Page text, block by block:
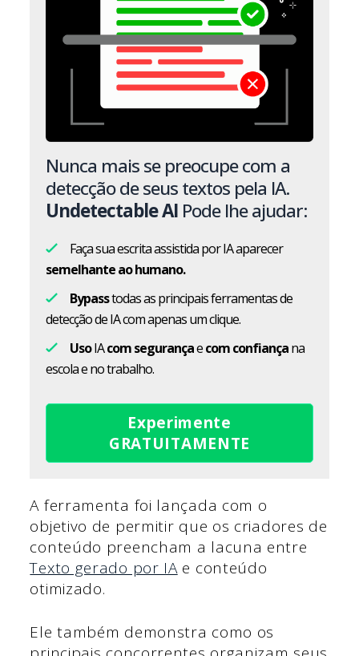
Nunca mais se preocupe com a
detecção de seus textos pela IA.
Undetectable AI Pode lhe ajudar:
Faça sua escrita assistida por IA aparecer
semelhante ao humano.
Bypasstodas as principais ferramentas de
detecção de IA com apenas um clique.
UsoIAcom segurançaecom confiançana
escola e no trabalho.
Experimente
GRATUITAMENTE
A ferramenta foi lançada com o
objetivo de permitir que os criadores de
conteúdo preencham a lacuna entre
Texto gerado por IAe conteúdo
otimizado.
Ele também demonstra como os